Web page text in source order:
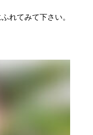
れてみて下さい。